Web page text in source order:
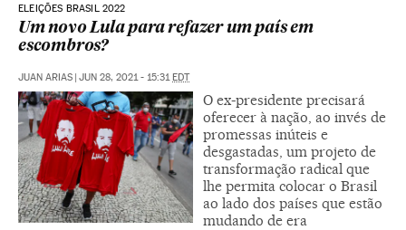
ELEIÇÕES BRASIL 2022
Um novo Lula para refazer um país em
escombros?
JUAN ARIAS | JUN 28, 2021 - 15:31EDT
O ex-presidente precisará
oferecer à nação, ao invés de
promessas inúteis e
desgastadas, um projeto de
transformação radical que
lhe permita colocar o Brasil
ao lado dos países que estão
mudando de era